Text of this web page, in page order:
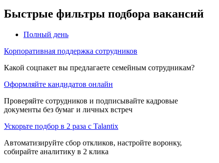
Быстрые фильтры подбора вакансий
Полный день
Корпоративная поддержка сотрудников
Какой соцпакет вы предлагаете семейным сотрудникам?
Оформляйте кандидатов онлайн
Проверяйте сотрудников и подписывайте кадровые
документы без бумаг и личных встреч
Ускорьте подбор в 2 раза с Talantix
Автоматизируйте сбор откликов, настройте воронку,
собирайте аналитику в 2 клика